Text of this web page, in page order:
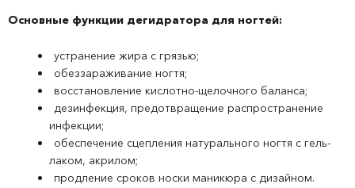
Основные функции дегидратора для ногтей:
устранение жира с грязью;
обеззараживание ногтя;
восстановление кислотно-щелочного баланса;
дезинфекция, предотвращение распространение
инфекции;
обеспечение сцепления натурального ногтя с гель-
лаком, акрилом;
продление сроков носки маникюра с дизайном.